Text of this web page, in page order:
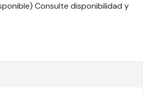
Consulte disponibilidad y